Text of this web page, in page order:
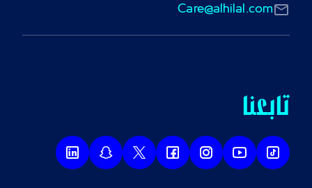
Care@alhilal.com
تابعنا